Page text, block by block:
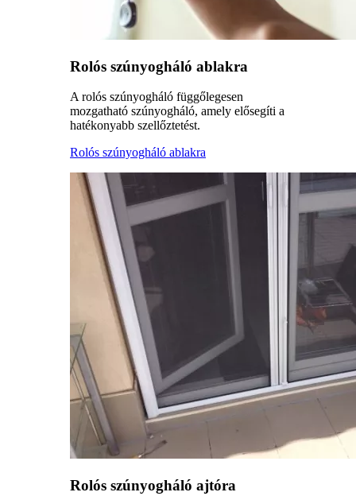
Rolós szúnyogháló ablakra
A rolós szúnyogháló függőlegesen
mozgatható szúnyogháló, amely elősegíti a
hatékonyabb szellőztetést.
Rolós szúnyogháló ablakra
Rolós szúnyogháló ajtóra